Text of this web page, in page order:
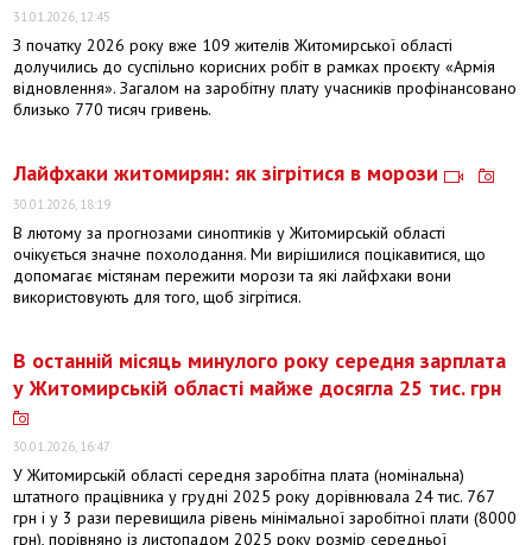
31.01.2026, 12:45
З початку 2026 року вже 109 жителів Житомирської області
долучились до суспільно корисних робіт в рамках проєкту «Армія
відновлення». Загалом на заробітну плату учасників профінансовано
близько 770 тисяч гривень.
Лайфхаки житомирян: як зігрітися в морози
30.01.2026, 18:19
В лютому за прогнозами синоптиків у Житомирській області
очікується значне похолодання. Ми вирішилися поцікавитися, що
допомагає містянам пережити морози та які лайфхаки вони
використовують для того, щоб зігрітися.
В останній місяць минулого року середня зарплата
у Житомирській області майже досягла 25 тис. грн
30.01.2026, 16:47
У Житомирській області середня заробітна плата (номінальна)
штатного працівника у грудні 2025 року дорівнювала 24 тис. 767
грн і у 3 рази перевищила рівень мінімальної заробітної плати (8000
грн), порівняно із листопадом 2025 року розмір середньої